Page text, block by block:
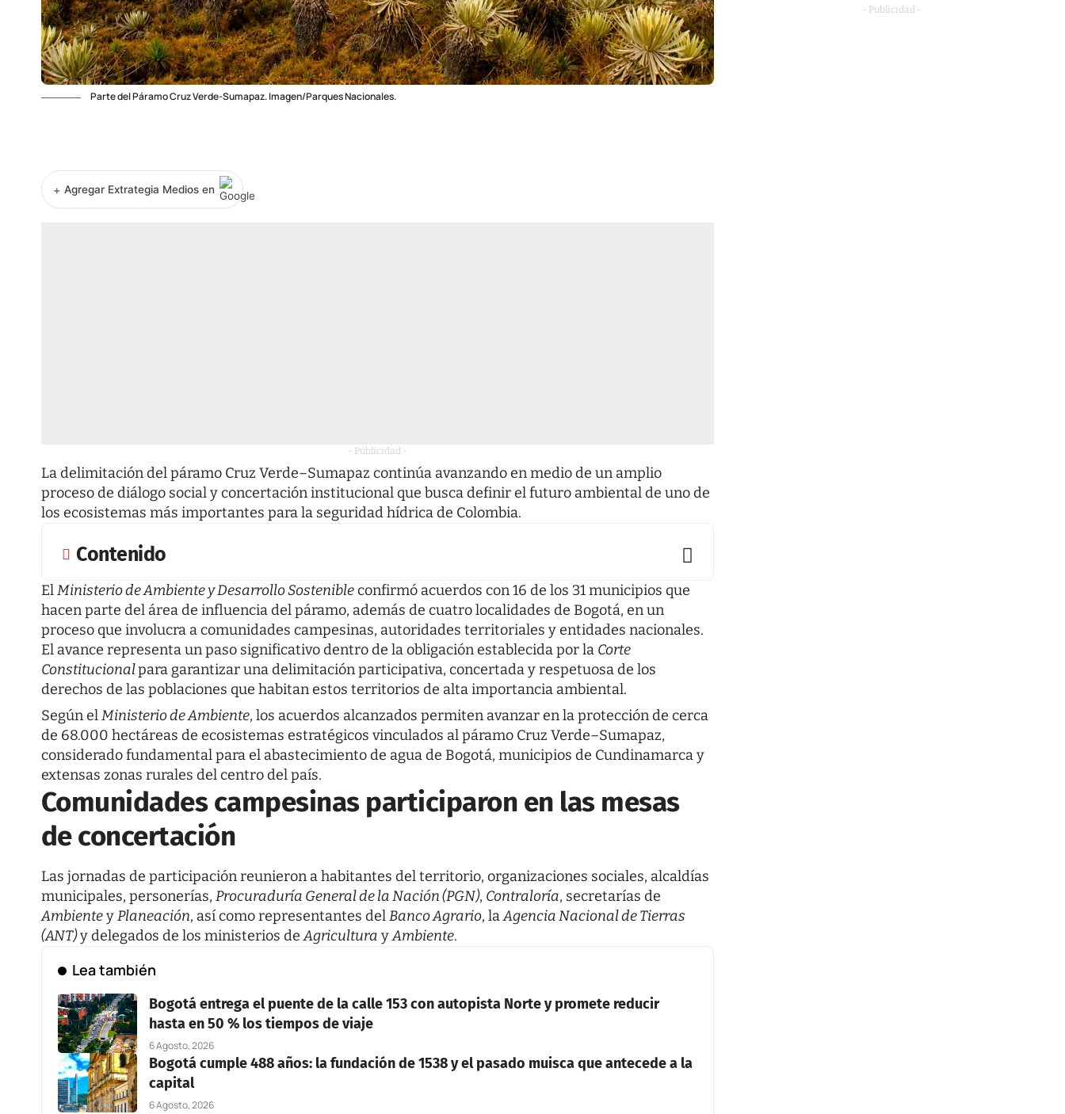
Parte del Páramo Cruz Verde-Sumapaz. Imagen/Parques Nacionales.
+ Agregar Extrategia Medios en
- Publicidad -
La delimitación del páramo Cruz Verde–Sumapaz continúa avanzando en medio de un amplio
proceso de diálogo social y concertación institucional que busca definir el futuro ambiental de uno de
los ecosistemas más importantes para la seguridad hídrica de Colombia.
Contenido
ElMinisterio de Ambiente y Desarrollo Sostenibleconfirmó acuerdos con 16 de los 31 municipios que
hacen parte del área de influencia del páramo, además de cuatro localidades de Bogotá, en un
proceso que involucra a comunidades campesinas, autoridades territoriales y entidades nacionales.
El avance representa un paso significativo dentro de la obligación establecida por la Corte
Constitucionalpara garantizar una delimitación participativa, concertada y respetuosa de los
derechos de las poblaciones que habitan estos territorios de alta importancia ambiental.
Según elMinisterio de Ambiente, los acuerdos alcanzados permiten avanzar en la protección de cerca
de 68.000 hectáreas de ecosistemas estratégicos vinculados al páramo Cruz Verde–Sumapaz,
considerado fundamental para el abastecimiento de agua de Bogotá, municipios de Cundinamarca y
extensas zonas rurales del centro del país.
Comunidades campesinas participaron en las mesas
de concertación
Las jornadas de participación reunieron a habitantes del territorio, organizaciones sociales, alcaldías
municipales, personerías, Procuraduría General de la Nación (PGN), Contraloría, secretarías de
AmbienteyPlaneación, así como representantes delBanco Agrario, laAgencia Nacional de Tierras
(ANT)y delegados de los ministerios deAgricultura yAmbiente.
Lea también
Bogotá entrega el puente de la calle 153 con autopista Norte y promete reducir
hasta en 50 % los tiempos de viaje
6 Agosto, 2026
Bogotá cumple 488 años: la fundación de 1538 y el pasado muisca que antecede a la
capital
6 Agosto, 2026
- Publicidad -